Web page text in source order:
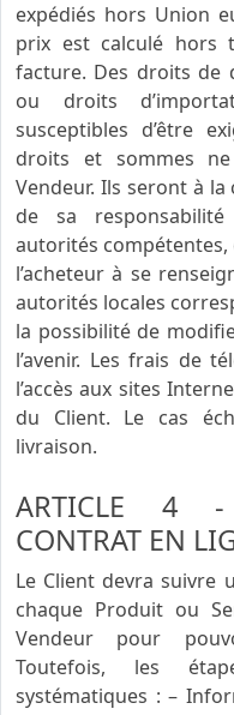
expédiés hors Union
prix est calculé hors
facture. Des droits de
ou droits
susceptibles d’être
droits et sommes
Vendeur. Ils seront à
de sa
autorités compétentes,
l’acheteur à se
autorités locales
la possibilité de
l’avenir. Les frais de
l’accès aux sites
du Client. Le cas
livraison.
ARTICLE 4 -
CONTRAT EN
Le Client devra suivre
chaque Produit ou
Vendeur pour
Toutefois, les
systématiques : –